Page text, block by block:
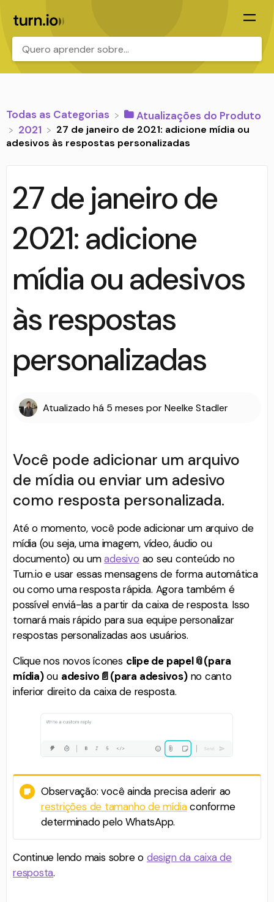
Todas as Categorias
​Atualizações do Produto
​2021
27 de janeiro de 2021: adicione mídia ou
adesivos às respostas personalizadas
27 de janeiro de
2021: adicione
mídia ou adesivos
às respostas
personalizadas
Atualizado há 5 meses porNeelke Stadler
Você pode adicionar um arquivo
de mídia ou enviar um adesivo
como resposta personalizada.
Até o momento, você pode adicionar um arquivo de
mídia (ou seja, uma imagem, vídeo, áudio ou
documento) ou umadesivo ao seu conteúdo no
Turn.io e usar essas mensagens de forma automática
ou como uma resposta rápida. Agora também é
possível enviá-las a partir da caixa de resposta. Isso
tornará mais rápido para sua equipe personalizar
respostas personalizadas aos usuários.
Clique nos novos ícones clipe de papel📎(para
mídia)ou adesivo📄(para adesivos)no canto
inferior direito da caixa de resposta.
Observação: você ainda precisa aderir ao
restrições de tamanho de mídiaconforme
determinado pelo WhatsApp.
Continue lendo mais sobre o design da caixa de
resposta.
.